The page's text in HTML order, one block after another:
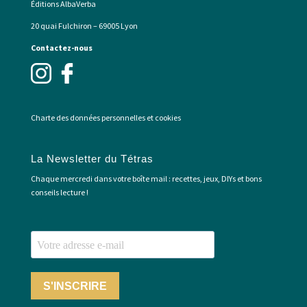
Éditions AlbaVerba
20 quai Fulchiron – 69005 Lyon
Contactez-nous
Charte des données personnelles et cookies
La Newsletter du Tétras
Chaque mercredi dans votre boîte mail : recettes, jeux, DIYs et bons
conseils lecture !
S'INSCRIRE